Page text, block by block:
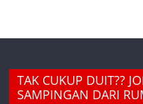
TAK CUKUP DUIT??
SAMPINGAN DARI